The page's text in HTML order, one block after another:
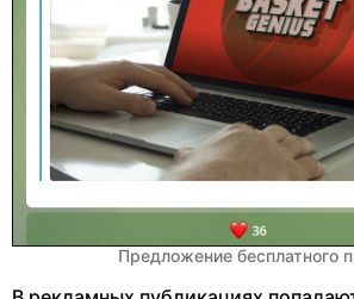
Предложение бесплатного